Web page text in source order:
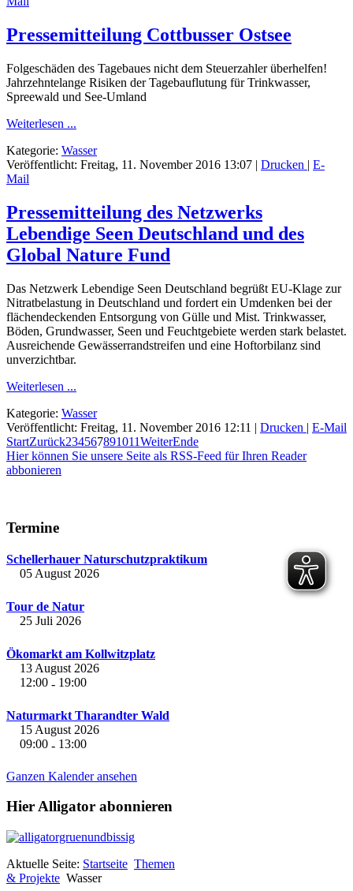
Pressemitteilung Cottbusser Ostsee
Folgeschäden des Tagebaues nicht dem Steuerzahler überhelfen!
Jahrzehntelange Risiken der Tagebauflutung für Trinkwasser,
Spreewald und See-Umland
Weiterlesen ...
Kategorie: Wasser
Veröffentlicht: Freitag, 11. November 2016 13:07 | Drucken | E-
Mail
Pressemitteilung des Netzwerks
Lebendige Seen Deutschland und des
Global Nature Fund
Das Netzwerk Lebendige Seen Deutschland begrüßt EU-Klage zur
Nitratbelastung in Deutschland und fordert ein Umdenken bei der
flächendeckenden Entsorgung von Gülle und Mist. Trinkwasser,
Böden, Grundwasser, Seen und Feuchtgebiete werden stark belastet.
Ausreichende Gewässerrandstreifen und eine Hoftorbilanz sind
unverzichtbar.
Weiterlesen ...
Kategorie: Wasser
Veröffentlicht: Freitag, 11. November 2016 12:11 | Drucken | E-Mail
StartZurück234567891011WeiterEnde
Hier können Sie unsere Seite als RSS-Feed für Ihren Reader
abbonieren
Termine
Schellerhauer Naturschutzpraktikum
05 August 2026
Tour de Natur
25 Juli 2026
Ökomarkt am Kollwitzplatz
13 August 2026
12:00 - 19:00
Naturmarkt Tharandter Wald
15 August 2026
09:00 - 13:00
Ganzen Kalender ansehen
Hier Alligator abonnieren
Aktuelle Seite: Startseite Themen
& Projekte Wasser